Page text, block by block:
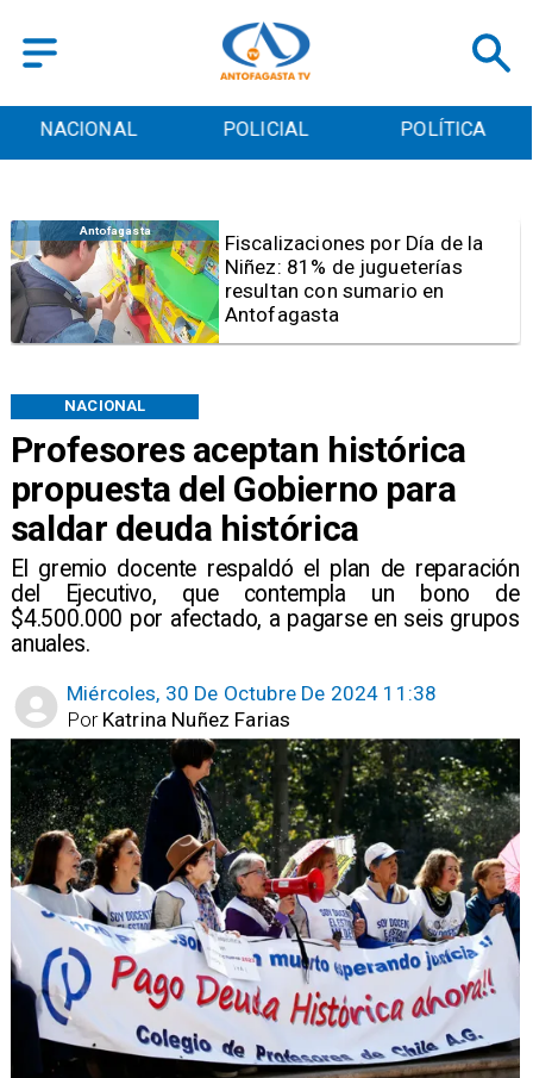
POLICIAL POLÍTICA CULTURA
Profesores aceptan histórica
propuesta del Gobierno para
saldar deuda histórica
​El gremio docente respaldó el plan de reparación
del Ejecutivo, que contempla un bono de
$4.500.000 por afectado, a pagarse en seis grupos
anuales.
NACIONAL
Miércoles, 30 De Octubre De 2024 11:38
Katrina Nuñez Farias
Por
Antofagasta
Tribunal frena opción de pena
mixta para Karen Rojo por ahora